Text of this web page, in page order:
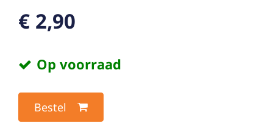
€ 2,90
Op voorraad
Bestel